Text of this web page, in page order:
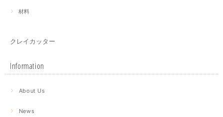
材料
クレイカッター
Information
About Us
News